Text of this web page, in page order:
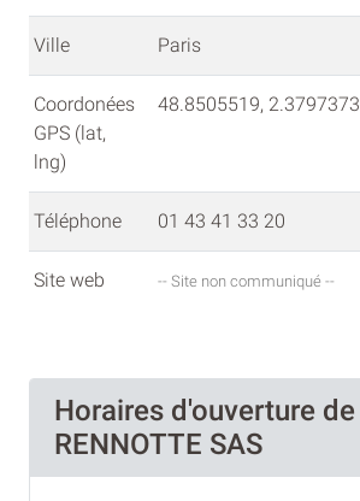
Ville Paris
Coordonées
GPS (lat,
lng)
48.8505519, 2.3797373
Téléphone 01 43 41 33 20
Site web -- Site non communiqué --
Horaires d'ouverture de
RENNOTTE SAS